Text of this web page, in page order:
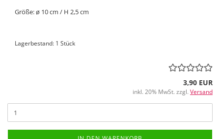
Größe: ø 10 cm / H 2,5 cm
Lagerbestand: 1 Stück
3,90 EUR
inkl. 20% MwSt. zzgl. Versand